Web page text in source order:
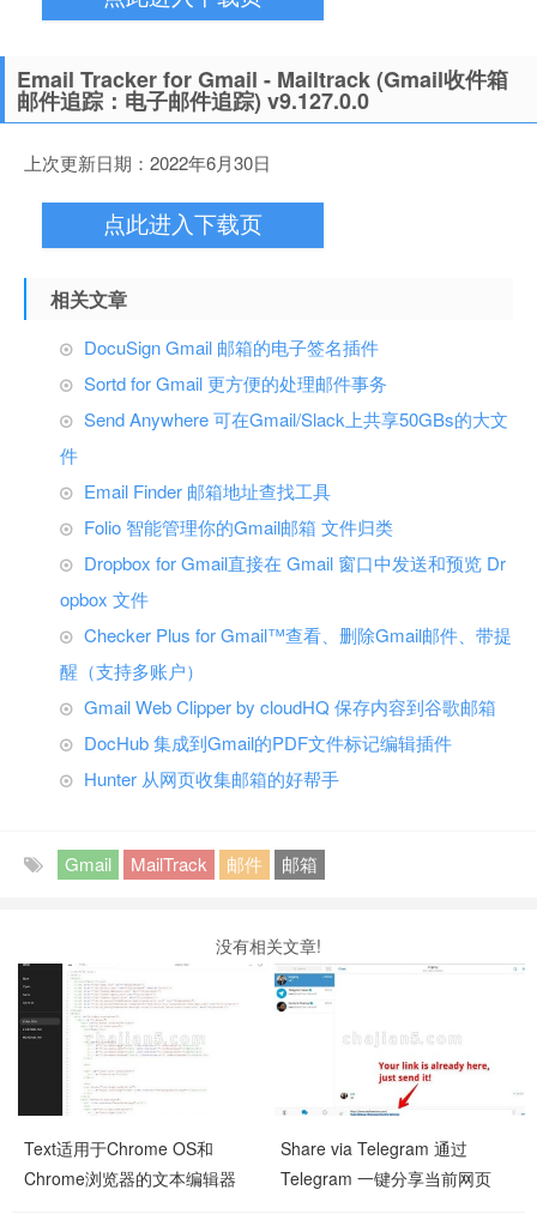
Email Tracker for Gmail - Mailtrack (Gmail收件箱
邮件追踪：电子邮件追踪) v9.127.0.0
上次更新日期：2022年6月30日
点此进入下载页
相关文章
DocuSign Gmail 邮箱的电子签名插件
Sortd for Gmail 更方便的处理邮件事务
Send Anywhere 可在Gmail/Slack上共享50GBs的大文
件
Email Finder 邮箱地址查找工具
Folio 智能管理你的Gmail邮箱 文件归类
Dropbox for Gmail直接在 Gmail 窗口中发送和预览 Dr
opbox 文件
Checker Plus for Gmail™查看、删除Gmail邮件、带提
醒（支持多账户）
Gmail Web Clipper by cloudHQ 保存内容到谷歌邮箱
DocHub 集成到Gmail的PDF文件标记编辑插件
Hunter 从网页收集邮箱的好帮手
Gmail MailTrack 邮件 邮箱
没有相关文章!
Text适用于Chrome OS和
Chrome浏览器的文本编辑器
Share via Telegram 通过
Telegram 一键分享当前网页